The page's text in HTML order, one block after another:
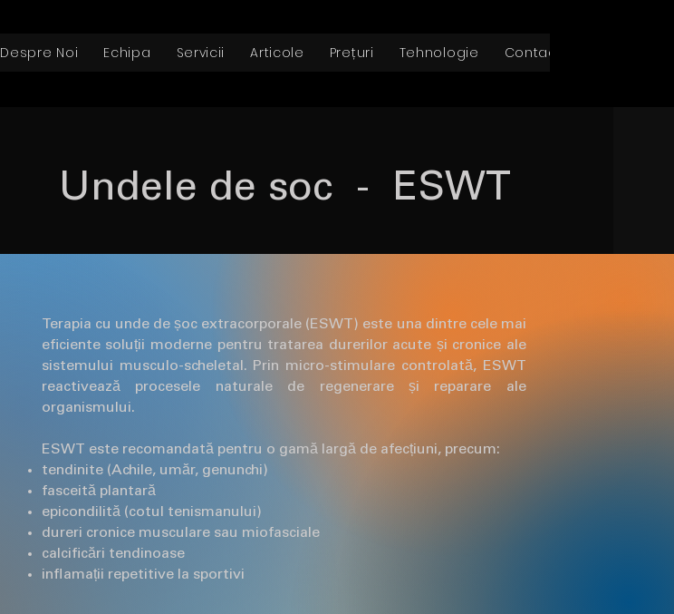
Despre Noi Echipa Servicii Articole Prețuri Tehnologie Contact
Undele de soc - ESWT
Terapia cu unde de șoc extracorporale (ESWT) este una dintre cele mai
eficiente soluții moderne pentru tratarea durerilor acute și cronice ale
sistemului musculo-scheletal. Prin micro-stimulare controlată, ESWT
reactivează procesele naturale de regenerare și reparare ale
organismului.
ESWT este recomandată pentru o gamă largă de afecțiuni, precum:
tendinite (Achile, umăr, genunchi)
fasceită plantară
epicondilită (cotul tenismanului)
dureri cronice musculare sau miofasciale
calcificări tendinoase
inflamații repetitive la sportivi